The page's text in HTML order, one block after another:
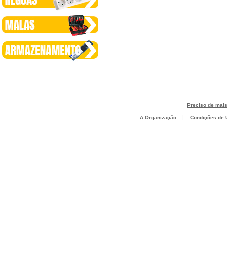
Preciso de
A Organização | Condições de